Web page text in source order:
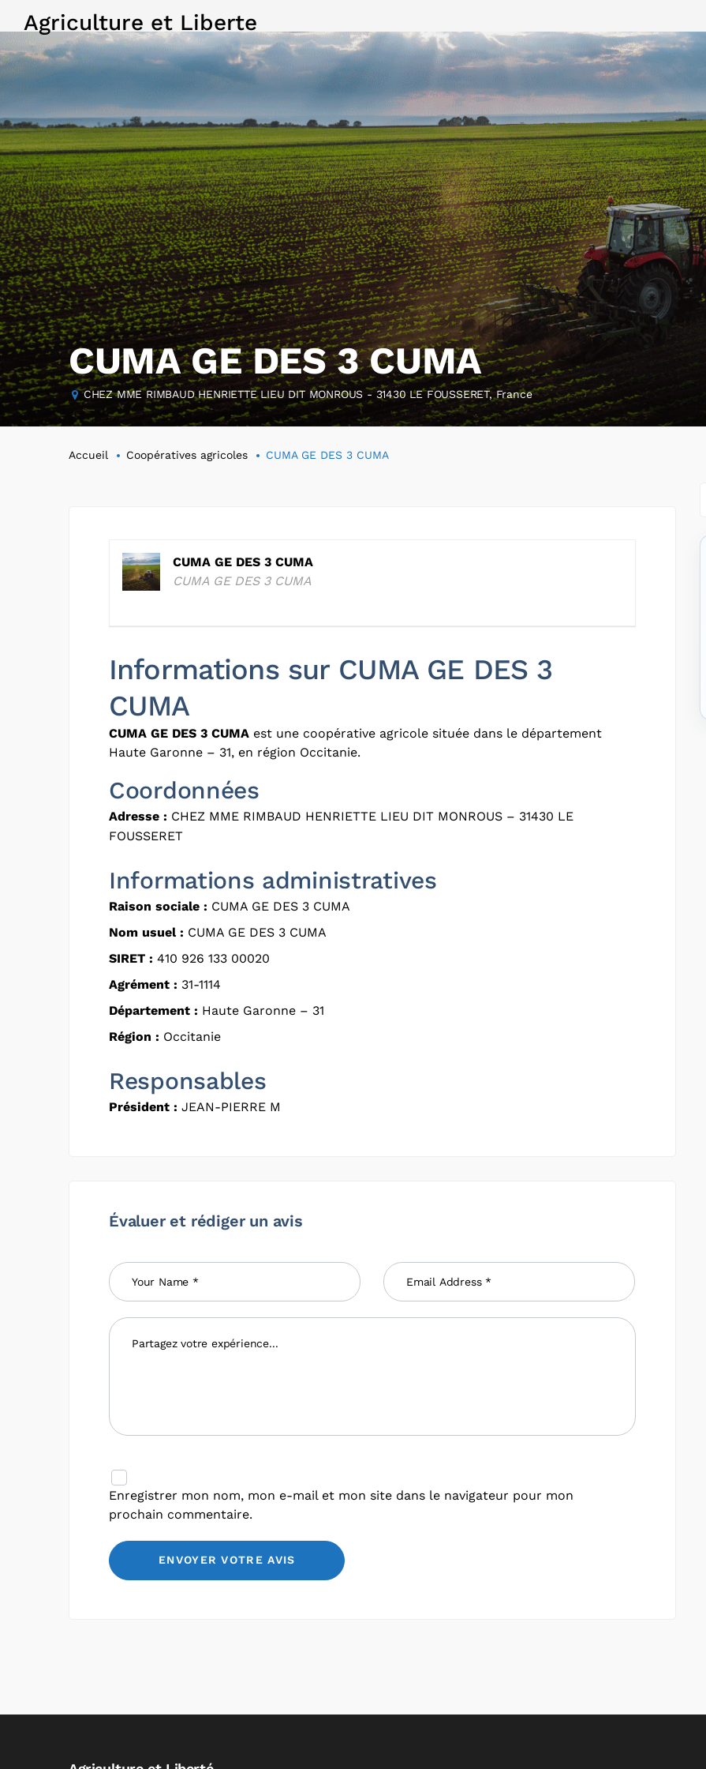
Agriculture et Liberte
CUMA GE DES 3 CUMA
CHEZ MME RIMBAUD HENRIETTE LIEU DIT MONROUS - 31430 LE FOUSSERET, France
Accueil Coopératives agricoles CUMA GE DES 3 CUMA
CUMA GE DES 3 CUMA
CUMA GE DES 3 CUMA
Informations sur CUMA GE DES 3
CUMA
CUMA GE DES 3 CUMA est une coopérative agricole située dans le département
Haute Garonne – 31, en région Occitanie.
Coordonnées
Adresse : CHEZ MME RIMBAUD HENRIETTE LIEU DIT MONROUS – 31430 LE
FOUSSERET
Informations administratives
Raison sociale : CUMA GE DES 3 CUMA
Nom usuel : CUMA GE DES 3 CUMA
SIRET : 410 926 133 00020
Agrément : 31-1114
Département : Haute Garonne – 31
Région : Occitanie
Responsables
Président : JEAN-PIERRE M
Évaluer et rédiger un avis
Enregistrer mon nom, mon e-mail et mon site dans le navigateur pour mon
prochain commentaire.